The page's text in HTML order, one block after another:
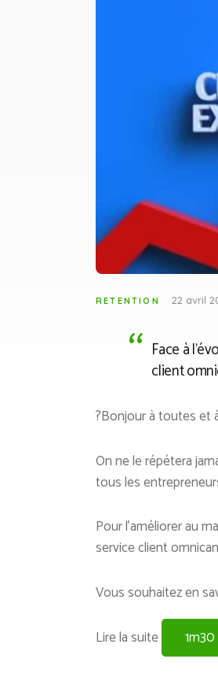
RETENTION 22 avril
Face à
client
?Bonjour à toutes et
On ne le répétera
tous les
Pour l’améliorer au
service client
Vous souhaitez en
Lire la suite 1m30